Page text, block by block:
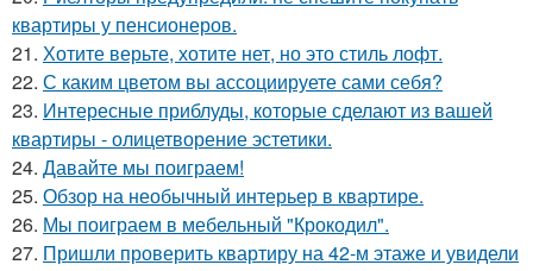
квартиры у пенсионеров.
21. Хотите верьте, хотите нет, но это стиль лофт.
22. С каким цветом вы ассоциируете сами себя?
23. Интересные приблуды, которые сделают из вашей
квартиры - олицетворение эстетики.
24. Давайте мы поиграем!
25. Обзор на необычный интерьер в квартире.
26. Мы поиграем в мебельный "Крокодил".
27. Пришли проверить квартиру на 42-м этаже и увидели